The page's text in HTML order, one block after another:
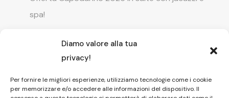
Diamo valore alla tua
privacy!
Per fornire le migliori esperienze, utilizziamo tecnologie come i cookie
per memorizzare e/o accedere alle informazioni del dispositivo. Il
spa!
Offerta Natale in camera con vasca
idromassaggio ! Prenota il tuo relax esclusivo
Entrata GRATUITA in Piscina esterna! Il tuo relax